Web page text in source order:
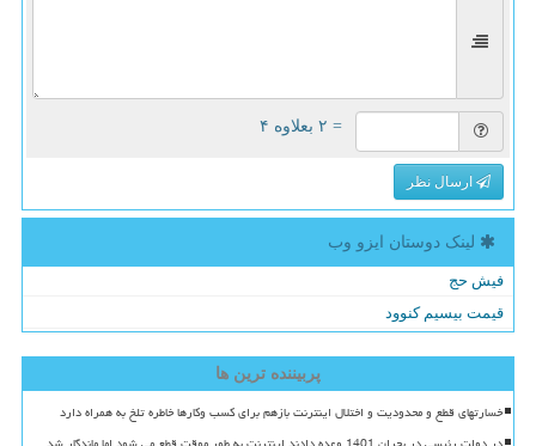
= ۲ بعلاوه ۴
ارسال نظر
لینک دوستان ایزو وب
فیش حج
قیمت بیسیم کنوود
پربیننده ترین ها
خسارتهای قطع و محدودیت و اختلال اینترنت بازهم برای کسب وکارها خاطره تلخ به همراه دارد